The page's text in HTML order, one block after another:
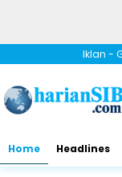
Iklan -
Home Headlines